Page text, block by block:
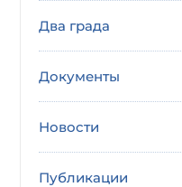
Два града
Документы
Новости
Публикации